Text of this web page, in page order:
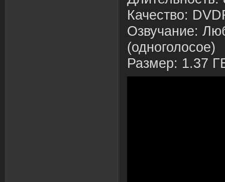
Качество:
Озвучание:
(одноголосое)
Размер: 1.37